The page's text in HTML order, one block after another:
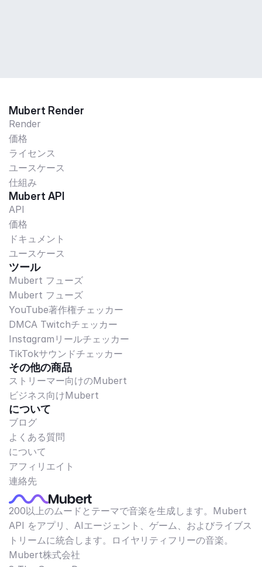
Mubert Render
Render
価格
ライセンス
ユースケース
仕組み
Mubert API
API
価格
ドキュメント
ユースケース
ツール
Mubert フューズ
Mubert フューズ
YouTube著作権チェッカー
DMCA Twitchチェッカー
Instagramリールチェッカー
TikTokサウンドチェッカー
その他の商品
ストリーマー向けのMubert
ビジネス向けMubert
について
ブログ
よくある質問
について
アフィリエイト
連絡先
200以上のムードとテーマで音楽を生成します。Mubert
API をアプリ、AIエージェント、ゲーム、およびライブス
トリームに統合します。ロイヤリティフリーの音楽。
Mubert株式会社